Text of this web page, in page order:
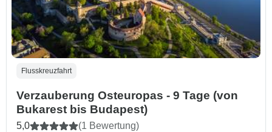
Flusskreuzfahrt
Verzauberung Osteuropas - 9 Tage (von
Bukarest bis Budapest)
5,0 (1 Bewertung)